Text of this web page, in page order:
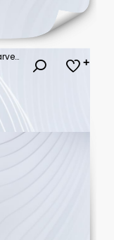
A wall of ancient Egyptian hieroglyphs, carved in gold and black on dark wood The symbols represent the hieroglyphics from an old Egyptian tomb, with detailed designs and rich colors Its a mysterious